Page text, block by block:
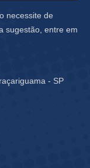
necessite de
sugestão, entre em
- SP